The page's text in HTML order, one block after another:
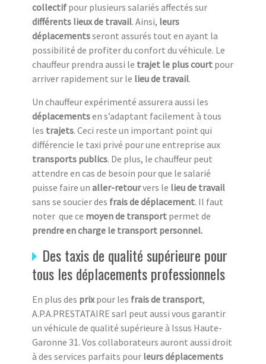
collectif pour plusieurs salariés affectés sur
différents lieux de travail. Ainsi, leurs
déplacementsseront assurés tout en ayant la
possibilité de profiter du confort du véhicule. Le
chauffeur prendra aussi le trajet le plus court pour
arriver rapidement sur le lieu de travail.
Un chauffeur expérimenté assurera aussi les
déplacementsen s’adaptant facilement à tous
les trajets. Ceci reste un important point qui
différencie le taxi privé pour une entreprise aux
transports publics. De plus, le chauffeur peut
attendre en cas de besoin pour que le salarié
puisse faire un aller-retourvers le lieu de travail
sans se soucier des frais de déplacement. Il faut
noter que ce moyen de transport permet de
prendre en charge le transport personnel.
Des taxis de qualité supérieure pour
tous les déplacements professionnels
En plus des prixpour les frais de transport,
A.P.A.PRESTATAIRE sarl peut aussi vous garantir
un véhicule de qualité supérieure à Issus Haute-
Garonne 31. Vos collaborateurs auront aussi droit
à des services parfaits pour leurs déplacements